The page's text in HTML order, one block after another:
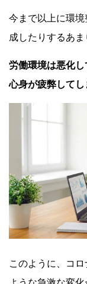
今まで以上に環
成したりするあ
労働環境は悪化し
心身が疲弊してし
このように、コ